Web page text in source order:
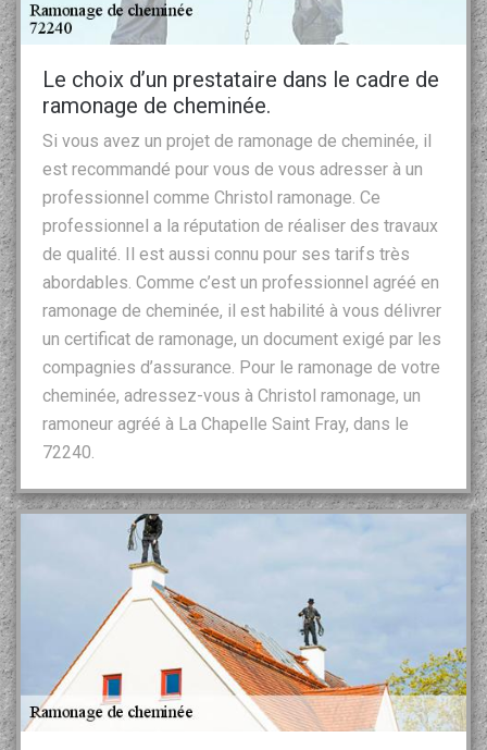
Le choix d’un prestataire dans le cadre de
ramonage de cheminée.
Si vous avez un projet de ramonage de cheminée, il
est recommandé pour vous de vous adresser à un
professionnel comme Christol ramonage. Ce
professionnel a la réputation de réaliser des travaux
de qualité. Il est aussi connu pour ses tarifs très
abordables. Comme c’est un professionnel agréé en
ramonage de cheminée, il est habilité à vous délivrer
un certificat de ramonage, un document exigé par les
compagnies d’assurance. Pour le ramonage de votre
cheminée, adressez-vous à Christol ramonage, un
ramoneur agréé à La Chapelle Saint Fray, dans le
72240.